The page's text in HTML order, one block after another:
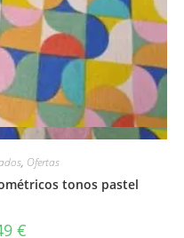
, Ofertas
tonos pastel
€